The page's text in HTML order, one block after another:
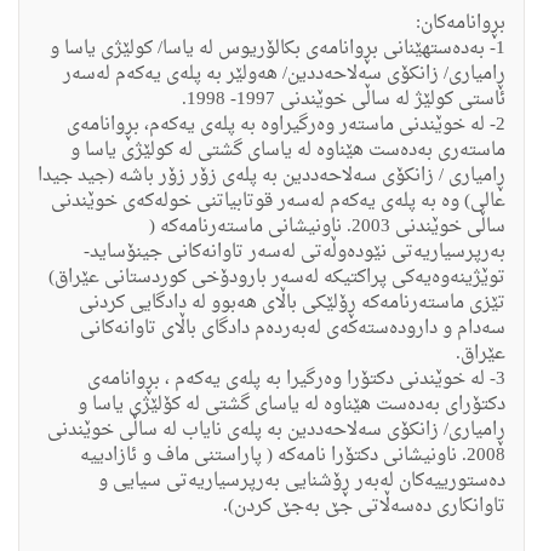
بڕوانامه‌كان:
1- به‌ده‌ستهێنانى بڕوانامه‌ى بكالۆریوس له‌ یاسا/ كولێژى یاسا و
ڕامیارى/ زانكۆى سه‌لاحه‌ددین/ هه‌ولێر به‌ پله‌ى یه‌كه‌م له‌سه‌ر
ئاستى كولێژ له‌ ساڵى خوێندنى 1997- 1998.
2- له‌ خوێندنى ماسته‌ر وه‌رگیراوه‌ به‌ پله‌ى یه‌كه‌م، بڕوانامه‌ى
ماسته‌رى به‌ده‌ست هێناوه‌ له‌ یاساى گشتى له‌ كولێژى یاسا و
ڕامیارى / زانكۆى سه‌لاحه‌ددین به‌ پله‌ى زۆر زۆر باشه‌ (جید جیدا
عالی) وه‌ به‌ پله‌ى یه‌كه‌م له‌سه‌ر قوتابیاتنى خوله‌كه‌ى خوێندنى
ساڵى خوێندنى 2003. ناونیشانى ماسته‌رنامه‌كه‌ (
به‌رپرسیاریه‌تى نێوده‌وڵه‌تى له‌سه‌ر تاوانه‌كانى جینۆساید-
توێژینه‌وه‌یه‌كى پراكتیكه‌ له‌سه‌ر بارودۆخى كوردستانى عێراق)
تێزى ماسته‌رنامه‌كه‌ ڕۆلێكى باڵاى هه‌بوو له‌ دادگایى كردنى
سه‌دام و داروده‌سته‌كه‌ى له‌به‌رده‌م دادگاى باڵاى تاوانه‌كانى
عێراق.
3- له‌ خوێندنى دكتۆرا وه‌رگیرا به‌ پله‌ى یه‌كه‌م ، بڕوانامه‌ى
دكتۆراى به‌ده‌ست هێناوه‌ له‌ یاساى گشتى له‌ كۆلێژى یاسا و
ڕامیارى/ زانكۆى سه‌لاحه‌ددین به‌ پله‌ى نایاب له‌ ساڵى خوێندنى
2008. ناونیشانى دكتۆرا نامه‌كه‌ ( پاراستنى ماف و ئازادییه‌
ده‌ستورییه‌كان له‌به‌ر ڕۆشنایى به‌رپرسیاریه‌تى سیایى و
تاوانكارى ده‌سه‌ڵاتى جێ به‌جێ كردن).